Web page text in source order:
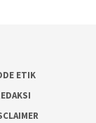
ETIK